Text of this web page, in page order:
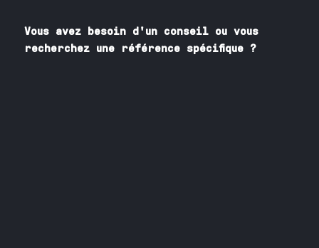
Vous avez besoin d'un conseil ou vous
recherchez une référence spécifique ?